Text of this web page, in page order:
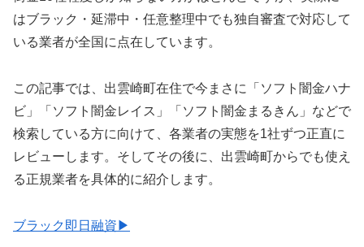
はブラック・延滞中・任意整理中でも独自審査で対応して
いる業者が全国に点在しています。
この記事では、出雲崎町在住で今まさに「ソフト闇金ハナ
ビ」「ソフト闇金レイス」「ソフト闇金まるきん」などで
検索している方に向けて、各業者の実態を1社ずつ正直に
レビューします。そしてその後に、出雲崎町からでも使え
る正規業者を具体的に紹介します。
ブラック即日融資▶